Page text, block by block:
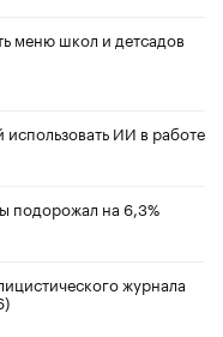
меню школ и детсадов
использовать ИИ в работе
подорожал на 6,3%
журнала